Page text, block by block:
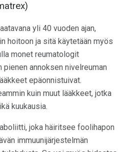
yli 40 vuoden ajan,
hoitoon ja sitä käytetään myös
monet reumatologit
annoksen nivelreuman
epäonnistuivat.
kuin muut lääkkeet, jotka
kuukausia.
joka häiritsee foolihapon
immuunijärjestelmän